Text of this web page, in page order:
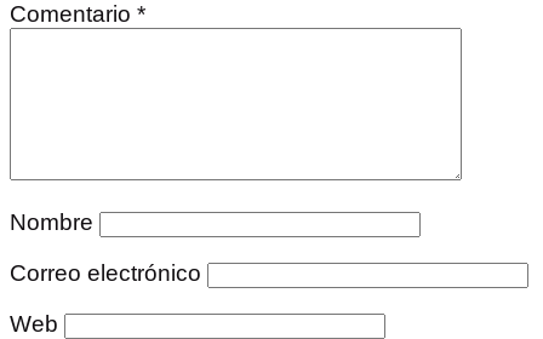
Comentario *
Nombre
Correo electrónico
Web